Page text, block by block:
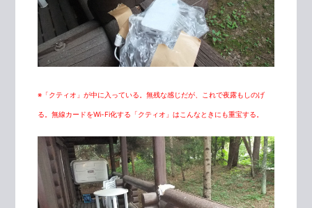
※「クティオ」が中に入っている。無残な感じだが、これで夜露もしのげ
る。無線カードをWi-Fi化する「クティオ」はこんなときにも重宝する。